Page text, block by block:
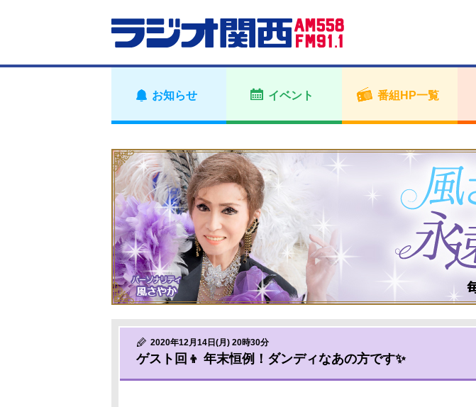
お知らせ イベント 番組HP一覧
2020年12月14日(月) 20時30分
ゲスト回👦 年末恒例！ダンディなあの方です✨